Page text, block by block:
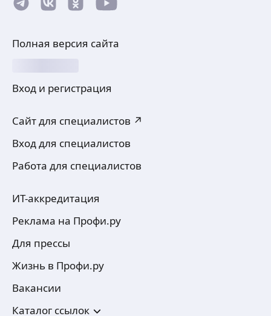
Полная версия сайта
Вход и регистрация
Сайт для специалистов ↗
Вход для специалистов
Работа для специалистов
ИТ-аккредитация
Реклама на Профи.ру
Для прессы
Жизнь в Профи.ру
Вакансии
Каталог ссылок